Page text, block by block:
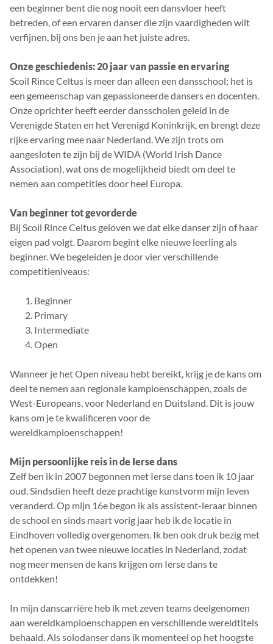
een beginner bent die nog nooit een dansvloer heeft
betreden, of een ervaren danser die zijn vaardigheden wilt
verfijnen, bij ons ben je aan het juiste adres.
Onze geschiedenis: 20 jaar van passie en ervaring
Scoil Rince Celtus is meer dan alleen een dansschool; het is
een gemeenschap van gepassioneerde dansers en docenten.
Onze oprichter heeft eerder dansscholen geleid in de
Verenigde Staten en het Verenigd Koninkrijk, en brengt deze
rijke ervaring mee naar Nederland. We zijn trots om
aangesloten te zijn bij de WIDA (World Irish Dance
Association), wat ons de mogelijkheid biedt om deel te
nemen aan competities door heel Europa.
Van beginner tot gevorderde
Bij Scoil Rince Celtus geloven we dat elke danser zijn of haar
eigen pad volgt. Daarom begint elke nieuwe leerling als
beginner. We begeleiden je door vier verschillende
competitieniveaus:
Beginner
Primary
Intermediate
Open
Wanneer je het Open niveau hebt bereikt, krijg je de kans om
deel te nemen aan regionale kampioenschappen, zoals de
West-Europeans, voor Nederland en Duitsland. Dit is jouw
kans om je te kwalificeren voor de
wereldkampioenschappen!
Mijn persoonlijke reis in de Ierse dans
Zelf ben ik in 2007 begonnen met Ierse dans toen ik 10 jaar
oud. Sindsdien heeft deze prachtige kunstvorm mijn leven
veranderd. Op mijn 16e begon ik als assistent-leraar binnen
de school en sinds maart vorig jaar heb ik de locatie in
Eindhoven volledig overgenomen. Ik ben ook druk bezig met
het openen van twee nieuwe locaties in Nederland, zodat
nog meer mensen de kans krijgen om Ierse dans te
ontdekken!
In mijn danscarrière heb ik met zeven teams deelgenomen
aan wereldkampioenschappen en verschillende wereldtitels
behaald. Als solodanser dans ik momenteel op het hoogste